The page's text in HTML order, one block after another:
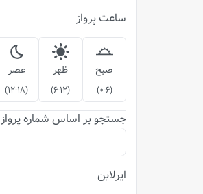
ساعت پرواز
صبح
(
0-6
)
ظهر
(
6-12
)
عصر
(
12-18
)
جستجو بر اساس شماره پرواز
ایرلاین